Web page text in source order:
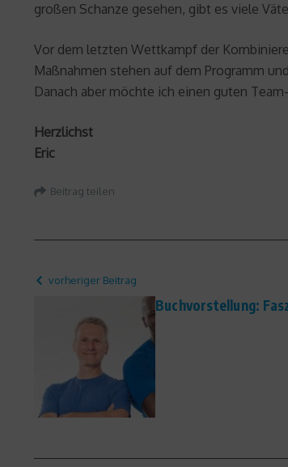
großen Schanze gesehen, gibt es viele
Vor dem letzten Wettkampf der
Maßnahmen stehen auf dem Programm
Danach aber möchte ich einen guten
Herzlichst
Eric
Beitrag teilen
vorheriger Beitrag
Buchvorstellung: